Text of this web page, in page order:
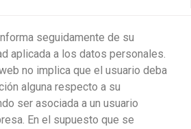
seguidamente de su
aplicada a los datos personales.
no implica que el usuario deba
alguna respecto a su
ser asociada a un usuario
En el supuesto que se